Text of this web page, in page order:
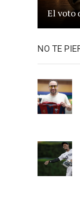
El voto
NO TE